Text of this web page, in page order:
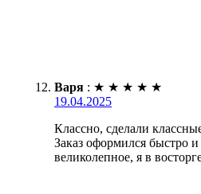
Варя : ★ ★ ★ ★ ★
19.04.2025
Классно, сделали
Заказ оформился быстро и
великолепное, я в